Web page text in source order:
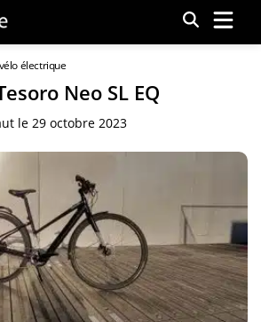
Menu
vélo électrique
Neo SL EQ
le 29 octobre 2023